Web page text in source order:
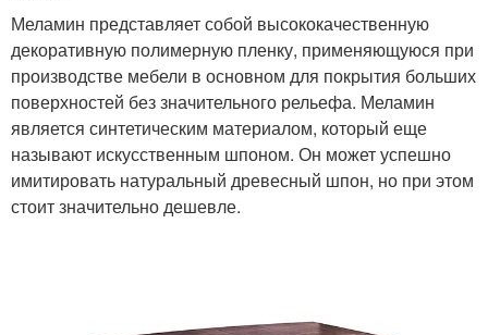
Меламин представляет собой высококачественную
декоративную полимерную пленку, применяющуюся при
производстве мебели в основном для покрытия больших
поверхностей без значительного рельефа. Меламин
является синтетическим материалом, который еще
называют искусственным шпоном. Он может успешно
имитировать натуральный древесный шпон, но при этом
стоит значительно дешевле.